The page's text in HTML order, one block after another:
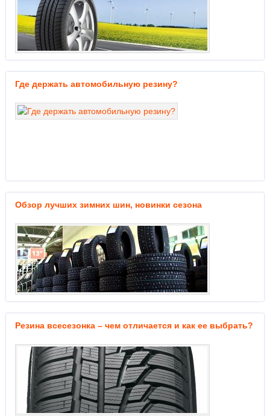
Где держать автомобильную резину?
Обзор лучших зимних шин, новинки сезона
Резина всесезонка – чем отличается и как ее выбрать?